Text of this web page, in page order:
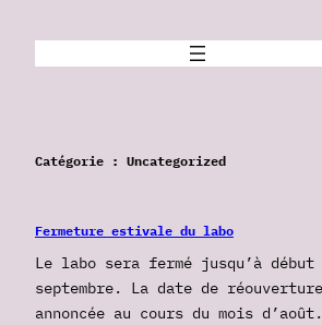
contenu
Catégorie : Uncategorized
Fermeture estivale du labo
Le labo sera fermé jusqu’à début
septembre. La date de
annoncée au cours du mois